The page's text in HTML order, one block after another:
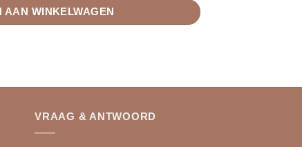
AAN WINKELWAGEN
VRAAG & ANTWOORD